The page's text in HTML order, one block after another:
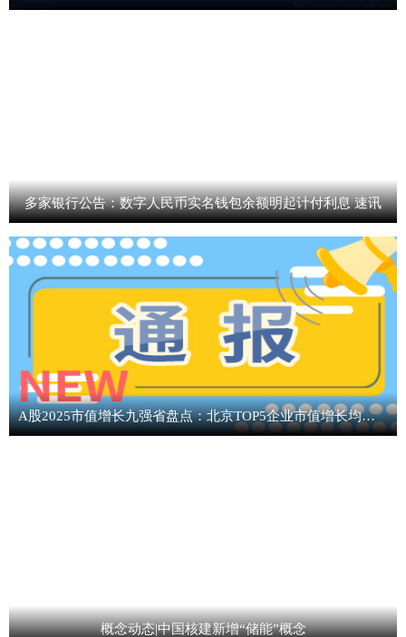
多家银行公告：数字人民币实名钱包余额明起计付利息 速讯
A股2025市值增长九强省盘点：北京TOP5企业市值增长均超2000亿 农业银行贡献全市市值增量的44%
概念动态|中国核建新增“储能”概念